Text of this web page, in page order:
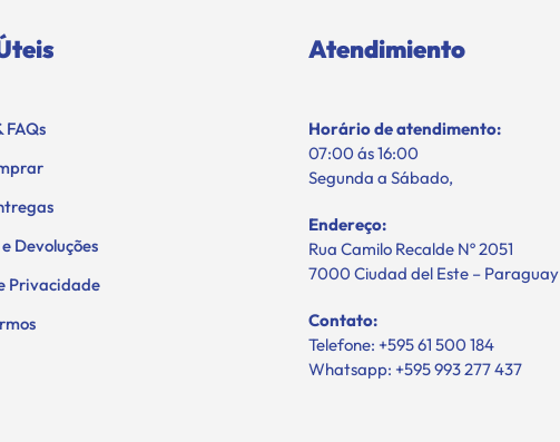
FAQs
Devoluções
Privacidade
Atendimiento
Horário de atendimento:
07:00 ás 16:00
Segunda a Sábado,
Endereço:
Rua Camilo Recalde Nº 2051
7000 Ciudad del Este – Paraguay
Contato:
Telefone: +595 61 500 184
Whatsapp: +595 993 277 437